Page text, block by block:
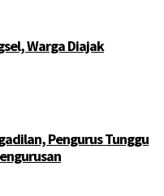
Warga Diajak
Pengurus Tunggu